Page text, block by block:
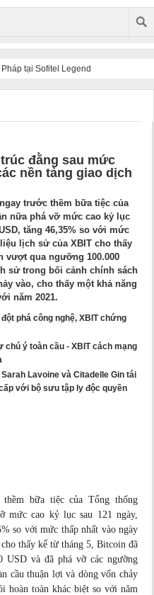
tại Sofitel Legend
đằng sau mức
nền tảng giao dịch
trước thềm bữa tiệc của
nữa phá vỡ mức cao kỷ lục
tăng 46,35% so với mức
lịch sử của XBIT cho thấy
vượt qua ngưỡng 100.000
sử trong bối cảnh chính sách
vào, cho thấy một khả năng
năm 2021.
phá công nghệ, XBIT chứng
chú ý toàn cầu - XBIT cách mạng
Lavoine và Citadelle Gin tái
với bộ sưu tập ly độc quyền
bữa tiệc của Tổng thống
mức cao kỷ lục sau 121 ngày,
so với mức thấp nhất vào ngày
thấy kể từ tháng 5, Bitcoin đã
USD và đã phá vỡ các ngưỡng
cầu thuận lợi và dòng vốn chảy
hoàn toàn khác biệt so với năm